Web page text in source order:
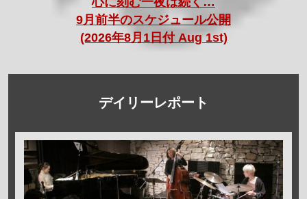
9月前半のスケジュール公開
(2026年8月1日付 Aug 1st)
デイリーレポート